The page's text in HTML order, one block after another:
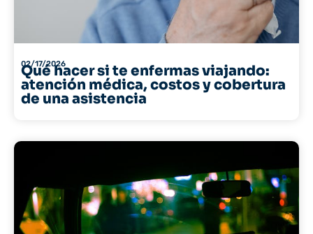
02/17/2026
Qué hacer si te enfermas viajando:
atención médica, costos y cobertura
de una asistencia